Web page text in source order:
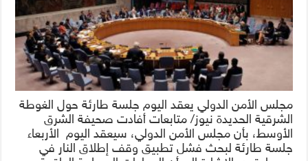
مجلس الأمن الدولي يعقد اليوم جلسة طارئة حول الغوطة
الشرقية الحديدة نيوز/ متابعات أفادت صحيفة الشرق
الأوسط، بأن مجلس الأمن الدولي، سيعقد اليوم الأربعاء
جلسة طارئة لبحث فشل تطبيق وقف إطلاق النار في